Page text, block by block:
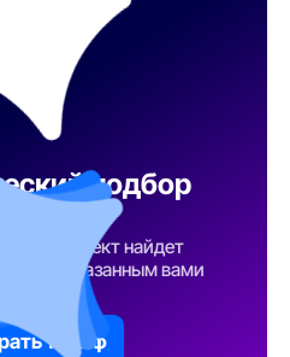
подбор
интеллект найдет
по указанным вами
тариф